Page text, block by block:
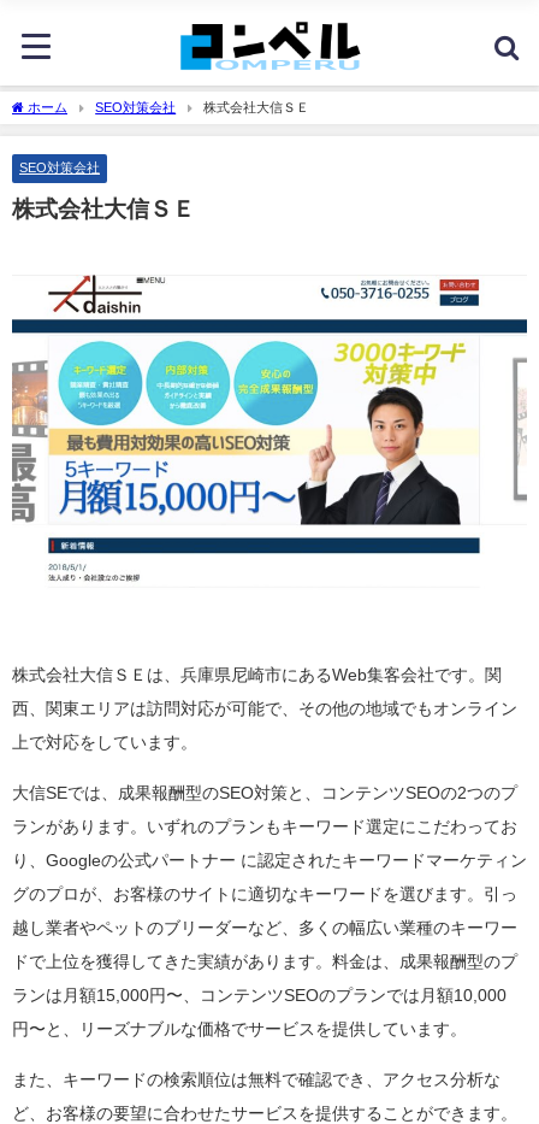
ホーム SEO対策会社 株式会社大信ＳＥ
SEO対策会社
株式会社大信ＳＥ
株式会社大信ＳＥは、兵庫県尼崎市にあるWeb集客会社です。関
西、関東エリアは訪問対応が可能で、その他の地域でもオンライン
上で対応をしています。
大信SEでは、成果報酬型のSEO対策と、コンテンツSEOの2つのプ
ランがあります。いずれのプランもキーワード選定にこだわってお
り、Googleの公式パートナー に認定されたキーワードマーケティン
グのプロが、お客様のサイトに適切なキーワードを選びます。引っ
越し業者やペットのブリーダーなど、多くの幅広い業種のキーワー
ドで上位を獲得してきた実績があります。料金は、成果報酬型のプ
ランは月額15,000円〜、コンテンツSEOのプランでは月額10,000
円〜と、リーズナブルな価格でサービスを提供しています。
また、キーワードの検索順位は無料で確認でき、アクセス分析な
ど、お客様の要望に合わせたサービスを提供することができます。